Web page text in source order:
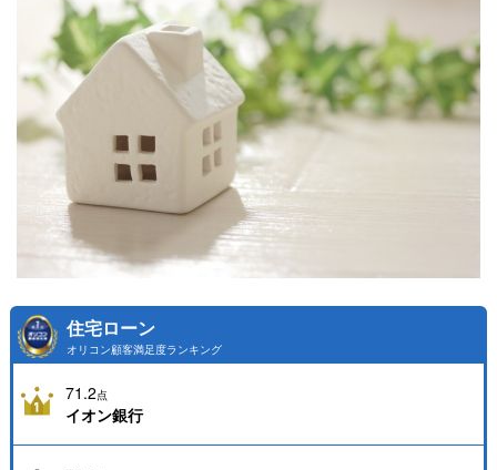
住宅ローン
オリコン顧客満足度ランキング
71.2点
イオン銀行